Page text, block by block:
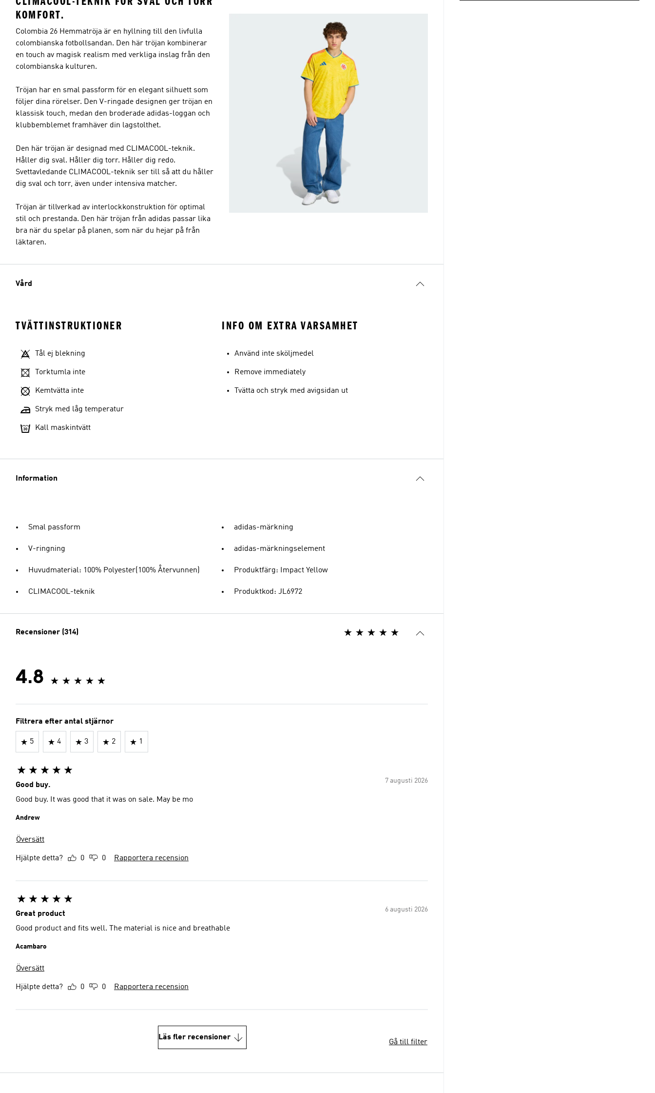
KOMFORT.
Colombia 26 Hemmatröja är en hyllning till den livfulla
colombianska fotbollsandan. Den här tröjan kombinerar
en touch av magisk realism med verkliga inslag från den
colombianska kulturen.
Tröjan har en smal passform för en elegant silhuett som
följer dina rörelser. Den V-ringade designen ger tröjan en
klassisk touch, medan den broderade adidas-loggan och
klubbemblemet framhäver din lagstolthet.
Den här tröjan är designad med CLIMACOOL-teknik.
Håller dig sval. Håller dig torr. Håller dig redo.
Svettavledande CLIMACOOL-teknik ser till så att du håller
dig sval och torr, även under intensiva matcher.
Tröjan är tillverkad av interlockkonstruktion för optimal
stil och prestanda. Den här tröjan från adidas passar lika
bra när du spelar på planen, som när du hejar på från
läktaren.
Vård
TVÄTTINSTRUKTIONER
Tål ej blekning
Torktumla inte
Kemtvätta inte
Stryk med låg temperatur
Kall maskintvätt
INFO OM EXTRA VARSAMHET
Använd inte sköljmedel
Remove immediately
Tvätta och stryk med avigsidan ut
Information
Smal passform
V-ringning
Huvudmaterial: 100% Polyester(100% Återvunnen)
CLIMACOOL-teknik
adidas-märkning
adidas-märkningselement
Produktfärg: Impact Yellow
Produktkod: JL6972
Recensioner (314)
4.8
Filtrera efter antal stjärnor
5 4 3 2 1
7 augusti 2026
Good buy.
Good buy. It was good that it was on sale. May be mo
Andrew
Översätt
Hjälpte detta? 0 0 Rapportera recension
6 augusti 2026
Great product
Good product and fits well. The material is nice and breathable
Acambaro
Översätt
Hjälpte detta? 0 0 Rapportera recension
Läs fler recensioner
Gå till filter